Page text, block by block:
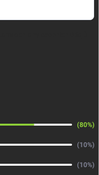
(80%)
(10%)
(10%)